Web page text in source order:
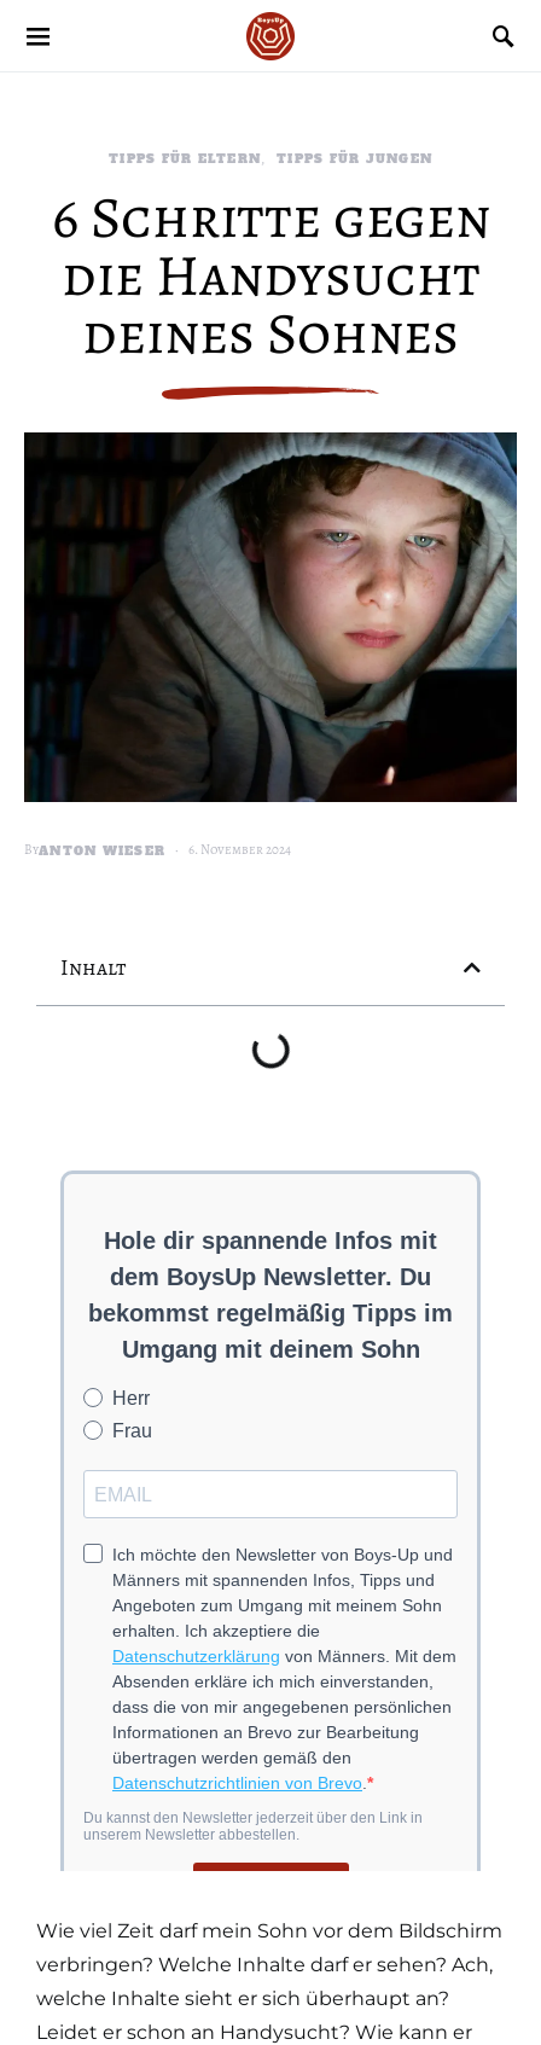
TIPPS FÜR ELTERN TIPPS FÜR JUNGEN
6 Schritte gegen
die Handysucht
deines Sohnes
ByANTON WIESER 6. November 2024
Inhalt
Wie viel Zeit darf mein Sohn vor dem Bildschirm
verbringen? Welche Inhalte darf er sehen? Ach,
welche Inhalte sieht er sich überhaupt an?
Leidet er schon an Handysucht? Wie kann er